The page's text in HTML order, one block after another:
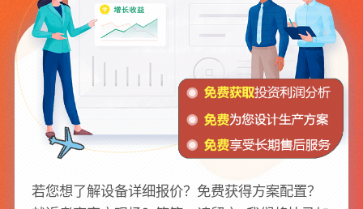
若您想了解设备详细报价？免费获得方案配置？